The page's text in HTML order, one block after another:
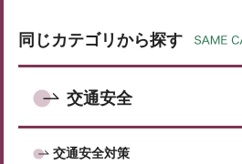
同じカテゴリから探す
交通安全
交通安全対策